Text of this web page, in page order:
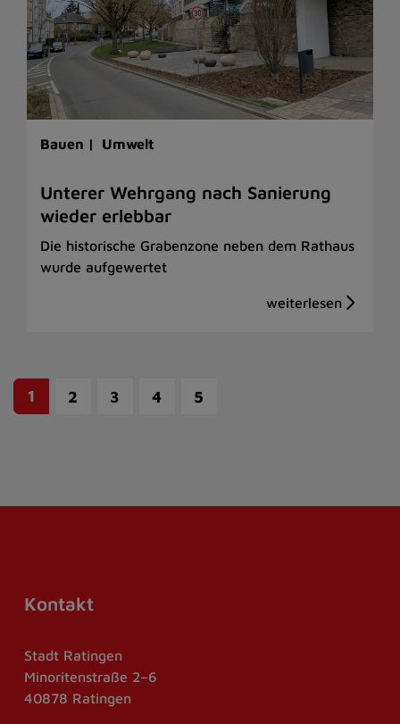
Bauen | Umwelt
Unterer Wehrgang nach Sanierung
wieder erlebbar
Die historische Grabenzone neben dem Rathaus
wurde aufgewertet
1 2 3 4 5
Kontakt
Stadt Ratingen
Minoritenstraße 2–6
40878 Ratingen